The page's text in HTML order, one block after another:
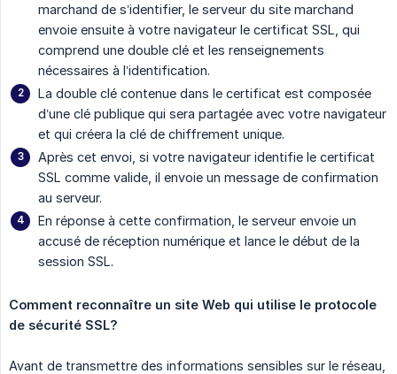
marchand de s’identifier, le serveur du site marchand
envoie ensuite à votre navigateur le certificat SSL, qui
comprend une double clé et les renseignements
nécessaires à l’identification.
La double clé contenue dans le certificat est composée
d’une clé publique qui sera partagée avec votre navigateur
et qui créera la clé de chiffrement unique.
Après cet envoi, si votre navigateur identifie le certificat
SSL comme valide, il envoie un message de confirmation
au serveur.
En réponse à cette confirmation, le serveur envoie un
accusé de réception numérique et lance le début de la
session SSL.
Comment reconnaître un site Web qui utilise le protocole
de sécurité SSL?
Avant de transmettre des informations sensibles sur le réseau,